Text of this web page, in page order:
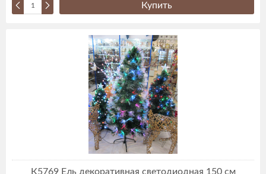
Купить
К5769 Ель декоративная светодиодная 150 см